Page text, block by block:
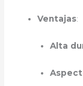
Ventajas:
Alta